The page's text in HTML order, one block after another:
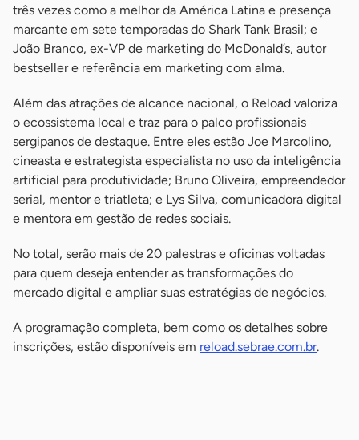
três vezes como a melhor da América Latina e presença
marcante em sete temporadas do Shark Tank Brasil; e
João Branco, ex-VP de marketing do McDonald’s, autor
bestseller e referência em marketing com alma.
Além das atrações de alcance nacional, o Reload valoriza
o ecossistema local e traz para o palco profissionais
sergipanos de destaque. Entre eles estão Joe Marcolino,
cineasta e estrategista especialista no uso da inteligência
artificial para produtividade; Bruno Oliveira, empreendedor
serial, mentor e triatleta; e Lys Silva, comunicadora digital
e mentora em gestão de redes sociais.
No total, serão mais de 20 palestras e oficinas voltadas
para quem deseja entender as transformações do
mercado digital e ampliar suas estratégias de negócios.
A programação completa, bem como os detalhes sobre
inscrições, estão disponíveis em reload.sebrae.com.br.